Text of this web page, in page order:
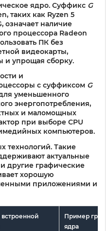
ядро. Суффикс G
таких как Ryzen 5
означает наличие
процессора Radeon
ПК без
видеокарты,
и упрощая сборку.
и
с суффиксом G
уменьшенного
энергопотребления,
и маломощных
при выборе CPU
компьютеров.
технологий. Такие
актуальные
другие графические
хорошую
приложениями и
Пример
ядра